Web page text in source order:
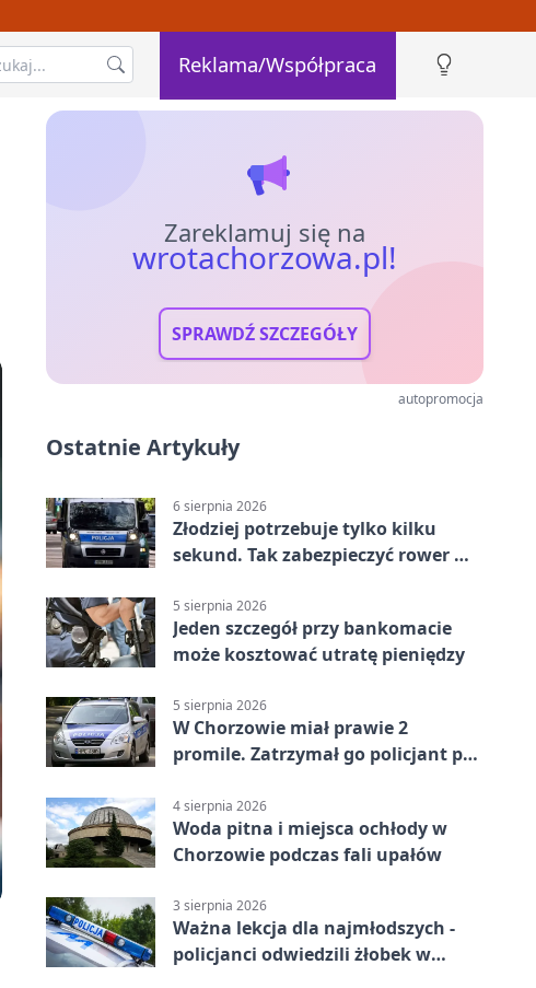
Reklama/Współpraca
Zareklamuj się na
wrotachorzowa.pl!
SPRAWDŹ SZCZEGÓŁY
autopromocja
Ostatnie Artykuły
6 sierpnia 2026
Złodziej potrzebuje tylko kilku
sekund. Tak zabezpieczyć rower w
5 sierpnia 2026
Jeden szczegół przy bankomacie
może kosztować utratę pieniędzy
5 sierpnia 2026
W Chorzowie miał prawie 2
promile. Zatrzymał go policjant po
4 sierpnia 2026
Woda pitna i miejsca ochłody w
Chorzowie podczas fali upałów
3 sierpnia 2026
Ważna lekcja dla najmłodszych -
policjanci odwiedzili żłobek w